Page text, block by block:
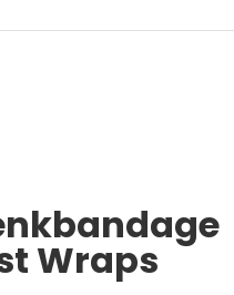
Wraps